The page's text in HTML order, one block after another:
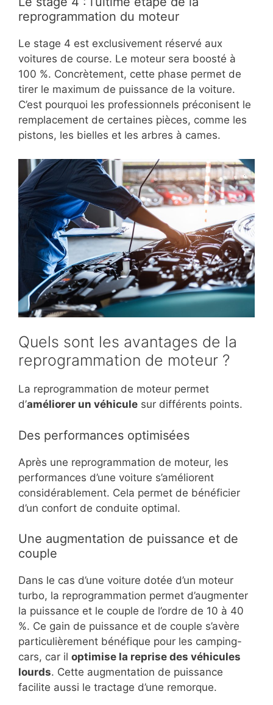
reprogrammation du moteur
Le stage 4 est exclusivement réservé aux
voitures de course. Le moteur sera boosté à
100 %. Concrètement, cette phase permet de
tirer le maximum de puissance de la voiture.
C’est pourquoi les professionnels préconisent le
remplacement de certaines pièces, comme les
pistons, les bielles et les arbres à cames.
Quels sont les avantages de la
reprogrammation de moteur ?
La reprogrammation de moteur permet
d’améliorer un véhicule sur différents points.
Des performances optimisées
Après une reprogrammation de moteur, les
performances d’une voiture s’améliorent
considérablement. Cela permet de bénéficier
d’un confort de conduite optimal.
Une augmentation de puissance et de
couple
Dans le cas d’une voiture dotée d’un moteur
turbo, la reprogrammation permet d’augmenter
la puissance et le couple de l’ordre de 10 à 40
%. Ce gain de puissance et de couple s’avère
particulièrement bénéfique pour les camping-
cars, car il optimise la reprise des véhicules
lourds. Cette augmentation de puissance
facilite aussi le tractage d’une remorque.